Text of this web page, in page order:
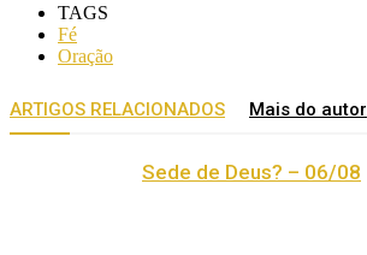
TAGS
Fé
Oração
ARTIGOS RELACIONADOS Mais do autor
Sede de Deus? – 06/08